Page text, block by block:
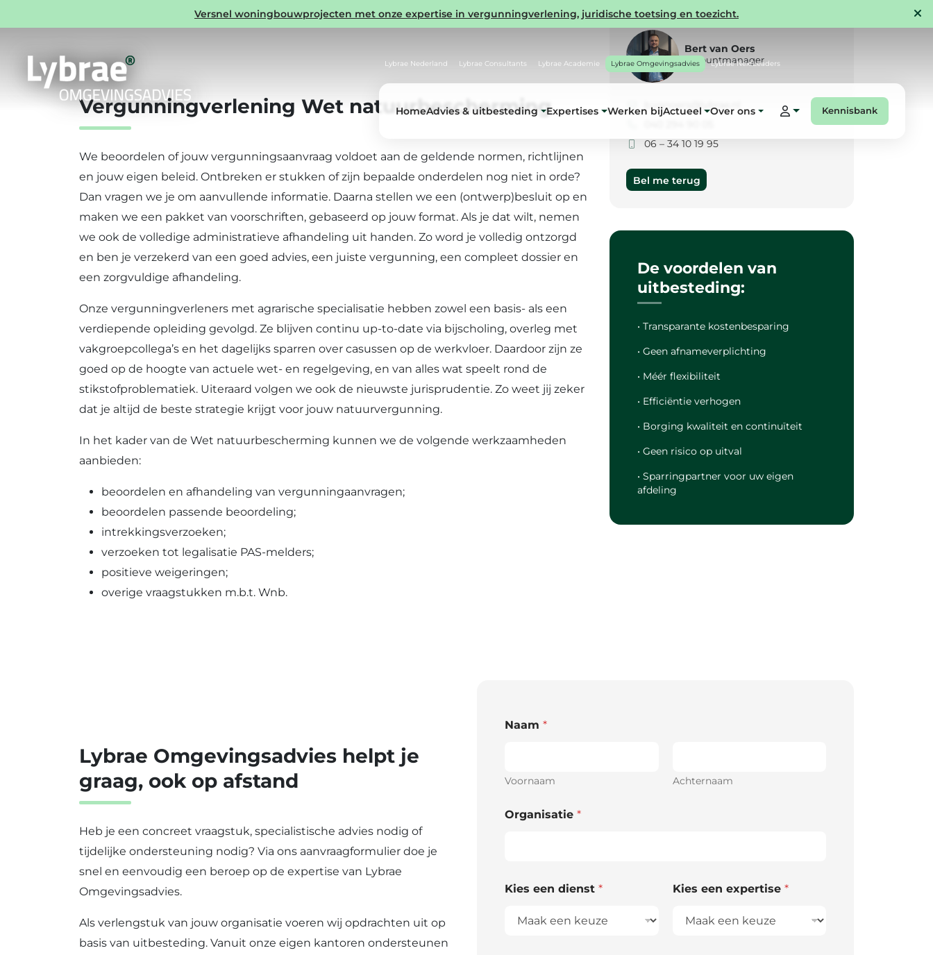
Versnel woningbouwprojecten met onze expertise in vergunningverlening, juridische toetsing en toezicht.
Lybrae Nederland Lybrae Consultants Lybrae Academie Lybrae Omgevingsadvies Lybrae NextLeaders
HomeAdvies & uitbesteding Expertises Werken bijActueel Over ons Kennisbank
Vergunningverlening Wet natuurbescherming
We beoordelen of jouw vergunningsaanvraag voldoet aan de geldende normen, richtlijnen
en jouw eigen beleid. Ontbreken er stukken of zijn bepaalde onderdelen nog niet in orde?
Dan vragen we je om aanvullende informatie. Daarna stellen we een (ontwerp)besluit op en
maken we een pakket van voorschriften, gebaseerd op jouw format. Als je dat wilt, nemen
we ook de volledige administratieve afhandeling uit handen. Zo word je volledig ontzorgd
en ben je verzekerd van een goed advies, een juiste vergunning, een compleet dossier en
een zorgvuldige afhandeling.
Onze vergunningverleners met agrarische specialisatie hebben zowel een basis- als een
verdiepende opleiding gevolgd. Ze blijven continu up-to-date via bijscholing, overleg met
vakgroepcollega’s en het dagelijks sparren over casussen op de werkvloer. Daardoor zijn ze
goed op de hoogte van actuele wet- en regelgeving, en van alles wat speelt rond de
stikstofproblematiek. Uiteraard volgen we ook de nieuwste jurisprudentie. Zo weet jij zeker
dat je altijd de beste strategie krijgt voor jouw natuurvergunning.
In het kader van de Wet natuurbescherming kunnen we de volgende werkzaamheden
aanbieden:
beoordelen en afhandeling van vergunningaanvragen;
beoordelen passende beoordeling;
intrekkingsverzoeken;
verzoeken tot legalisatie PAS-melders;
positieve weigeringen;
overige vraagstukken m.b.t. Wnb.
Bert van Oers
Accountmanager
b.vanoers@lybrae.nl
06 – 34 10 19 95
Bel me terug
De voordelen van
uitbesteding:
• Transparante kostenbesparing
• Geen afnameverplichting
• Méér flexibiliteit
• Efficiëntie verhogen
• Borging kwaliteit en continuïteit
• Geen risico op uitval
• Sparringpartner voor uw eigen
afdeling
Lybrae Omgevingsadvies helpt je
graag, ook op afstand
Heb je een concreet vraagstuk, specialistische advies nodig of
tijdelijke ondersteuning nodig? Via ons aanvraagformulier doe je
snel en eenvoudig een beroep op de expertise van Lybrae
Omgevingsadvies.
Als verlengstuk van jouw organisatie voeren wij opdrachten uit op
basis van uitbesteding. Vanuit onze eigen kantoren ondersteunen
Naam *
Voornaam Achternaam
Organisatie *
Kies een dienst * Kies een expertise *